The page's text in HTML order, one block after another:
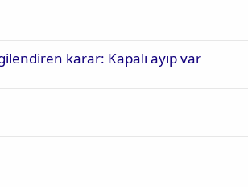
karar: Kapalı ayıp var